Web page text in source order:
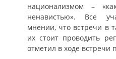
национализмом –
ненавистью». Все
мнении, что встречи в
их стоит проводить
отметил в ходе встречи